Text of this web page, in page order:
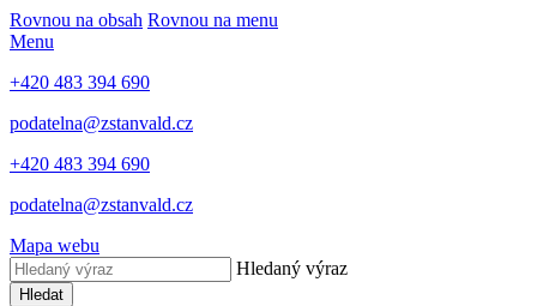
Rovnou na obsah Rovnou na menu
Menu
+420 483 394 690
podatelna@zstanvald.cz
+420 483 394 690
podatelna@zstanvald.cz
Mapa webu
Hledaný výraz
Hledat